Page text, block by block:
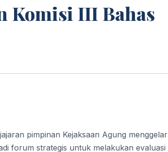
Komisi III Bahas
pimpinan Kejaksaan Agung menggelar
forum strategis untuk melakukan evaluasi